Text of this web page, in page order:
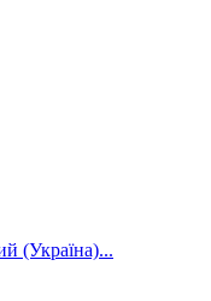
(Україна)...